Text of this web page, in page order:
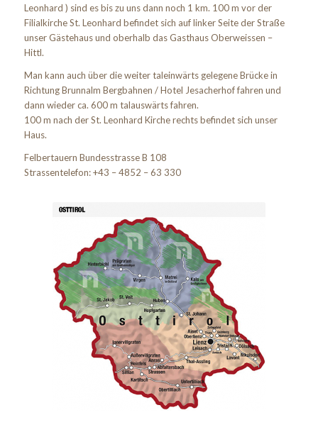
Leonhard ) sind es bis zu uns dann noch 1 km. 100 m vor der
Filialkirche St. Leonhard befindet sich auf linker Seite der Straße
unser Gästehaus und oberhalb das Gasthaus Oberweissen –
Hittl.
Man kann auch über die weiter taleinwärts gelegene Brücke in
Richtung Brunnalm Bergbahnen / Hotel Jesacherhof fahren und
dann wieder ca. 600 m talauswärts fahren.
100 m nach der St. Leonhard Kirche rechts befindet sich unser
Haus.
Felbertauern Bundesstrasse B 108
Strassentelefon: +43 – 4852 – 63 330